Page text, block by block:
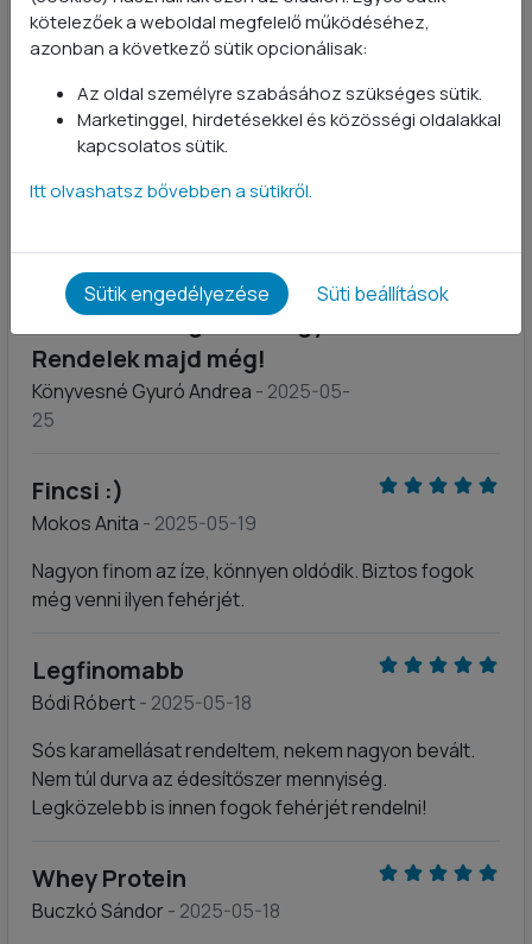
El kell hogy mondjam az eddigi legjobb fehérjét
puncs ízben vettem ,mint ha igazi puncs fagyit
kostolnèk fenomenális íze van újra vevős lesz és a
vanília is isteni
Jól oldódik, nagyon krémes,
finom ízű! Elégedett vagyok!
Rendelek majd még!
Könyvesné Gyuró Andrea - 2025-05-
25
Fincsi :)
Mokos Anita - 2025-05-19
Nagyon finom az íze, könnyen oldódik. Biztos fogok
még venni ilyen fehérjét.
Legfinomabb
Bódi Róbert- 2025-05-18
Sós karamellásat rendeltem, nekem nagyon bevált.
Nem túl durva az édesítőszer mennyiség.
Legközelebb is innen fogok fehérjét rendelni!
Whey Protein
Buczkó Sándor- 2025-05-18
kötelezőek a weboldal megfelelő működéséhez,
azonban a következő sütik opcionálisak:
Az oldal személyre szabásához szükséges sütik.
Marketinggel, hirdetésekkel és közösségi oldalakkal
kapcsolatos sütik.
Itt olvashatsz bővebben a sütikről.
Sütik engedélyezése Süti beállítások